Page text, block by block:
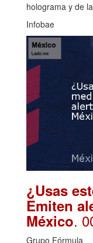
holograma y de
Infobae
¿Usas
Emiten
México.
Grupo Fórmula